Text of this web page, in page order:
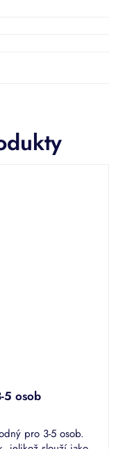
5 osob
pro 3-5 osob.